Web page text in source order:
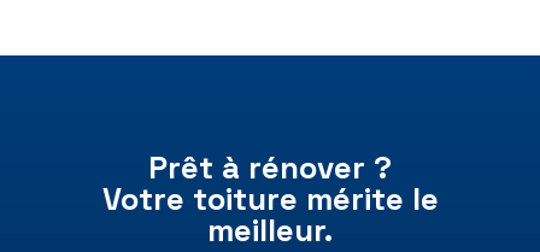
Prêt à rénover ?
Votre toiture mérite le
meilleur.